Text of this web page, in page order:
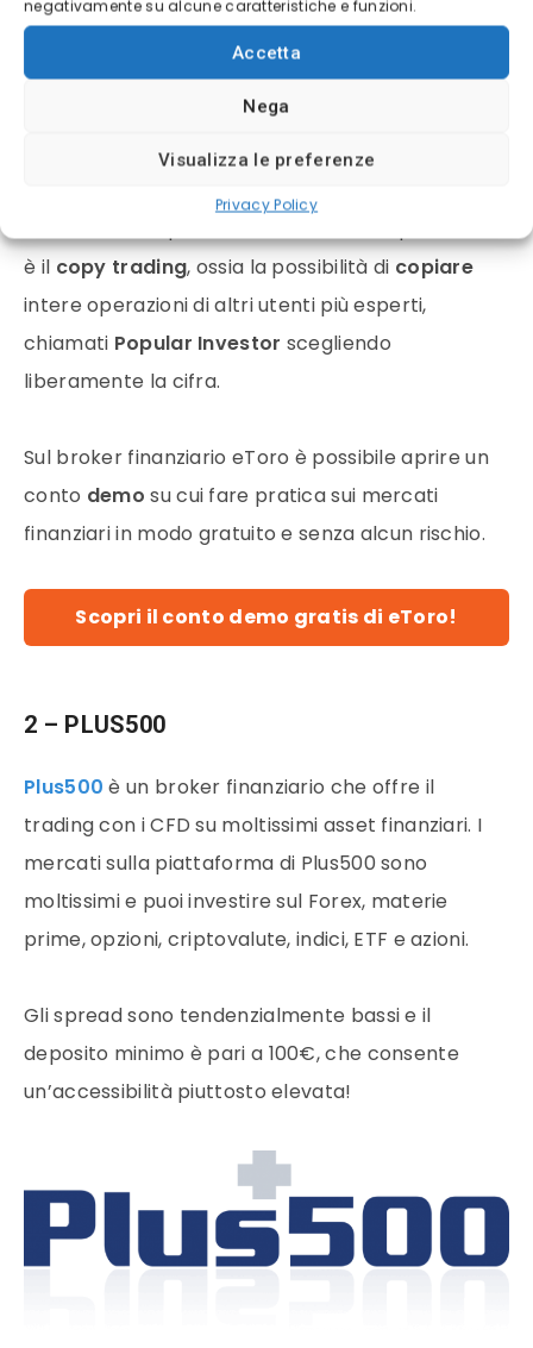
negativamente su alcune caratteristiche e funzioni.
Accetta
Nega
Visualizza le preferenze
Privacy Policy
aiutare dai trader più esperti, che possono
consigliarli su alcune scelte. Chiaramente starà
poi a ogni trader fidarsi o meno di ciò che
è il copy trading, ossia la possibilità di copiare
intere operazioni di altri utenti più esperti,
chiamati Popular Investor scegliendo
liberamente la cifra.
Sul broker finanziario eToro è possibile aprire un
conto demo su cui fare pratica sui mercati
finanziari in modo gratuito e senza alcun rischio.
Scopri il conto demo gratis di eToro!
2 – PLUS500
Plus500 è un broker finanziario che offre il
trading con i CFD su moltissimi asset finanziari. I
mercati sulla piattaforma di Plus500 sono
moltissimi e puoi investire sul Forex, materie
prime, opzioni, criptovalute, indici, ETF e azioni.
Gli spread sono tendenzialmente bassi e il
deposito minimo è pari a 100€, che consente
un’accessibilità piuttosto elevata!